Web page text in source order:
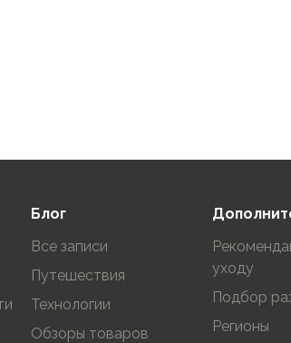
Блог
Все записи
Путешествия
Технологии
Обзоры товаров
уходу
Подбор
Регионы